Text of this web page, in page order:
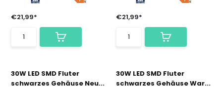
€21,99*
30W LED SMD Fluter
schwarzes Gehäuse Neu...
€21,99*
30W LED SMD Fluter
schwarzes Gehäuse War...